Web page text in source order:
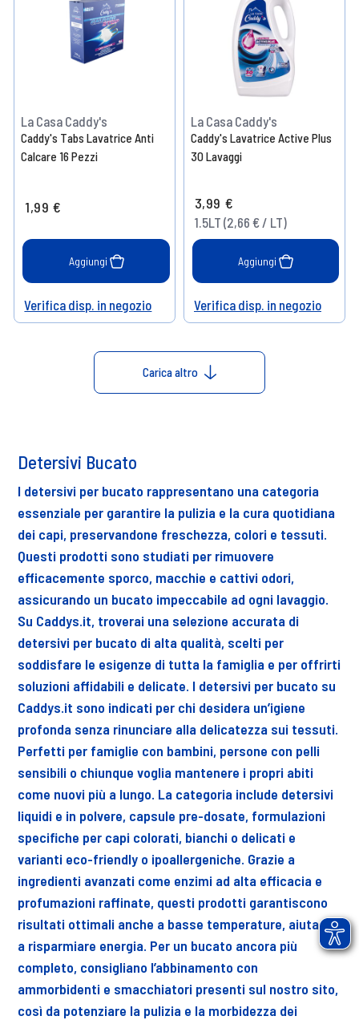
La Casa Caddy's
Caddy's Tabs Lavatrice Anti
Calcare 16 Pezzi
1,99 €
Aggiungi
Help
Verifica disp. in negozio
La Casa Caddy's
Caddy's Lavatrice Active Plus
30 Lavaggi
3,99 €
1.5LT (2,66 € / LT)
Aggiungi
Help
Verifica disp. in negozio
Carica altro
Detersivi Bucato
I detersivi per bucato rappresentano una categoria
essenziale per garantire la pulizia e la cura quotidiana
dei capi, preservandone freschezza, colori e tessuti.
Questi prodotti sono studiati per rimuovere
efficacemente sporco, macchie e cattivi odori,
assicurando un bucato impeccabile ad ogni lavaggio.
Su Caddys.it, troverai una selezione accurata di
detersivi per bucato di alta qualità, scelti per
soddisfare le esigenze di tutta la famiglia e per offrirti
soluzioni affidabili e delicate. I detersivi per bucato su
Caddys.it sono indicati per chi desidera un’igiene
profonda senza rinunciare alla delicatezza sui tessuti.
Perfetti per famiglie con bambini, persone con pelli
sensibili o chiunque voglia mantenere i propri abiti
come nuovi più a lungo. La categoria include detersivi
liquidi e in polvere, capsule pre-dosate, formulazioni
specifiche per capi colorati, bianchi o delicati e
varianti eco-friendly o ipoallergeniche. Grazie a
ingredienti avanzati come enzimi ad alta efficacia e
profumazioni raffinate, questi prodotti garantiscono
risultati ottimali anche a basse temperature, aiutando
a risparmiare energia. Per un bucato ancora più
completo, consigliano l’abbinamento con
ammorbidenti e smacchiatori presenti sul nostro sito,
così da potenziare la pulizia e la morbidezza dei